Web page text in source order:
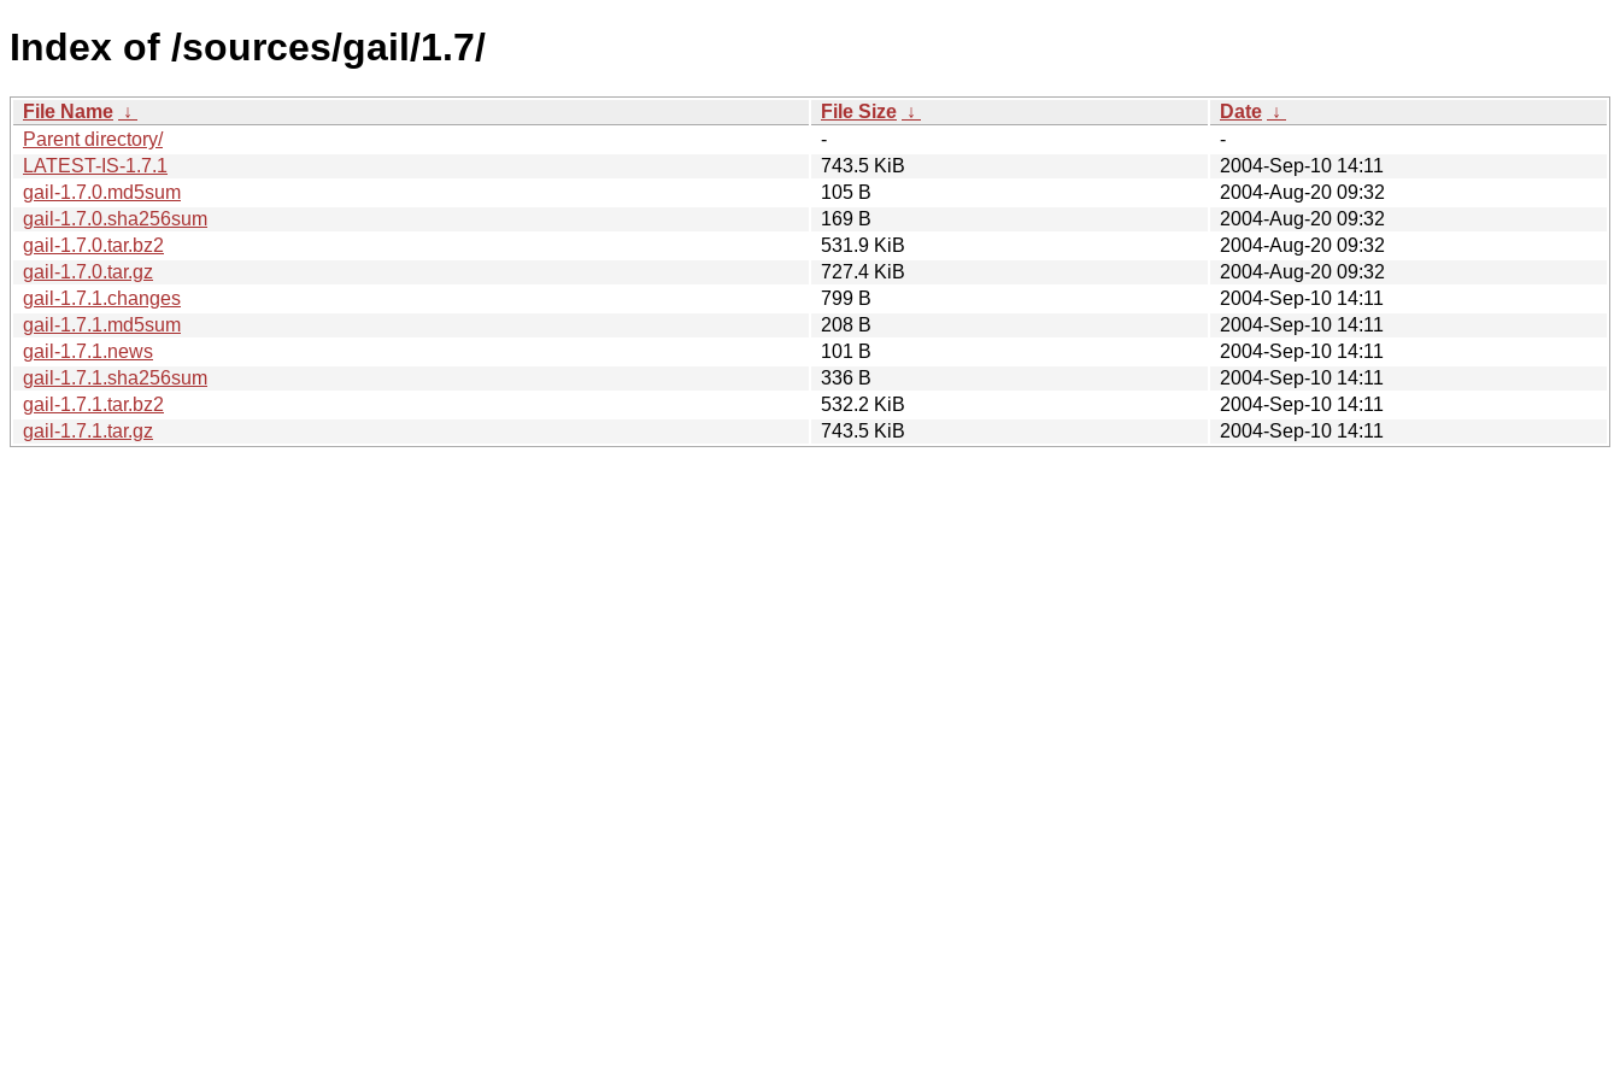
Index of /sources/gail/1.7/
File Name ↓ File Size ↓ Date ↓
Parent directory/
-
-
LATEST-IS-1.7.1
743.5 KiB
2004-Sep-10 14:11
gail-1.7.0.md5sum
105 B
2004-Aug-20 09:32
gail-1.7.0.sha256sum
169 B
2004-Aug-20 09:32
gail-1.7.0.tar.bz2
531.9 KiB
2004-Aug-20 09:32
gail-1.7.0.tar.gz
727.4 KiB
2004-Aug-20 09:32
gail-1.7.1.changes
799 B
2004-Sep-10 14:11
gail-1.7.1.md5sum
208 B
2004-Sep-10 14:11
gail-1.7.1.news
101 B
2004-Sep-10 14:11
gail-1.7.1.sha256sum
336 B
2004-Sep-10 14:11
gail-1.7.1.tar.bz2
532.2 KiB
2004-Sep-10 14:11
gail-1.7.1.tar.gz
743.5 KiB 2004-Sep-10 14:11